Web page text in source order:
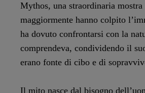
Mythos, una straordinaria
maggiormente hanno colpito
ha dovuto confrontarsi con la
comprendeva, condividendo il
erano fonte di cibo e di
Il mito nasce dal bisogno